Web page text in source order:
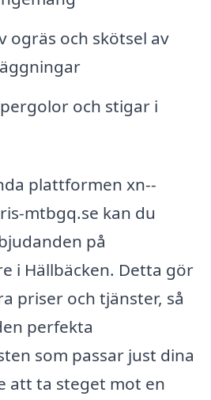
ogräs och skötsel av
och stigar i
plattformen xn--
mtbgq.se kan du
på
i Hällbäcken. Detta gör
priser och tjänster, så
perfekta
som passar just dina
att ta steget mot en